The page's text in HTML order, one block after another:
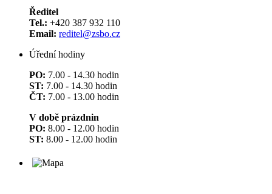
Ředitel
Tel.: +420 387 932 110
Email: reditel@zsbo.cz
Úřední hodiny
PO: 7.00 - 14.30 hodin
ST: 7.00 - 14.30 hodin
ČT: 7.00 - 13.00 hodin
V době prázdnin
PO: 8.00 - 12.00 hodin
ST: 8.00 - 12.00 hodin